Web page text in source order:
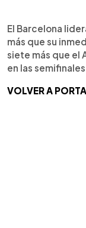
El Barcelona
más que su
siete más que el
en las
VOLVER A